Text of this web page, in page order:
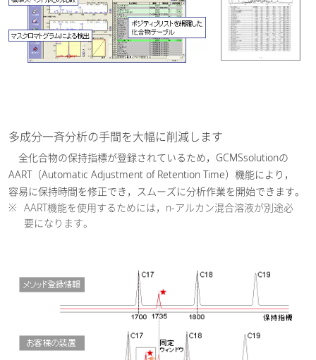
多成分一斉分析の手間を大幅に削減します
全化合物の保持指標が登録されているため，GCMSsolutionの
AART（Automatic Adjustment of Retention Time）機能により，
容易に保持時間を修正でき，スムーズに分析作業を開始できます。
※ AART機能を使用するためには，n-アルカン混合溶液が別途必
要になります。